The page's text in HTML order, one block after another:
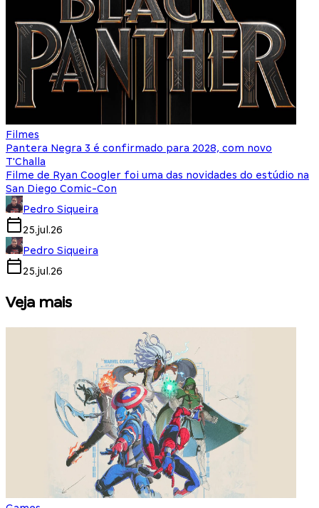
Filmes
Pantera Negra 3 é confirmado para 2028, com novo
T'Challa
Filme de Ryan Coogler foi uma das novidades do estúdio na
San Diego Comic-Con
Pedro Siqueira
25.jul.26
Pedro Siqueira
25.jul.26
Veja mais